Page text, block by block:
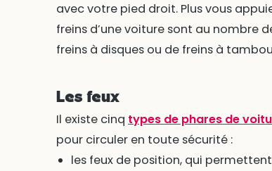
avec votre pied droit. Plus vous
freins d’une voiture sont au nombre
freins à disques ou de freins à
Les feux
Il existe cinq types de phares de
pour circuler en toute sécurité :
les feux de position, qui